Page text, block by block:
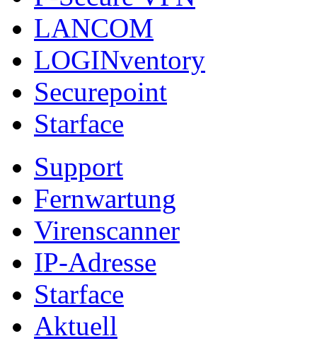
LANCOM
LOGINventory
Securepoint
Starface
Support
Fernwartung
Virenscanner
IP-Adresse
Starface
Aktuell